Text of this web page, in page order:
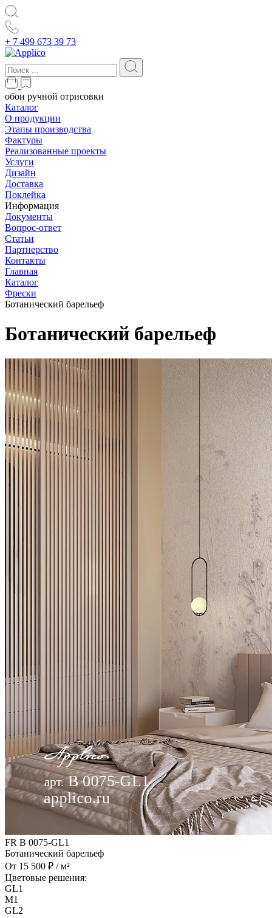
+ 7 499 673 39 73
обои ручной отрисовки
Каталог
О продукции
Этапы производства
Фактуры
Реализованные проекты
Услуги
Дизайн
Доставка
Поклейка
Информация
Документы
Вопрос-ответ
Статьи
Партнерство
Контакты
Главная
Каталог
Фрески
Ботанический барельеф
Ботанический барельеф
FR B 0075-GL1
Ботанический барельеф
От 15 500 ₽ / м²
Цветовые решения:
GL1
M1
GL2